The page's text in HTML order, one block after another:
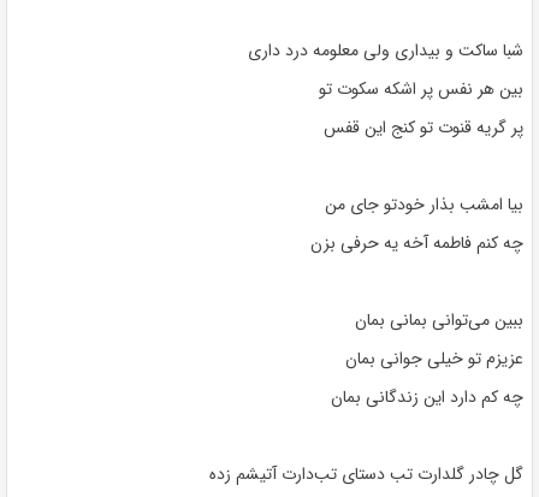
شبا ساکت و بیداری ولی معلومه درد داری
بین هر نفس پر اشکه سکوت تو
پر گریه قنوت تو کنج این قفس
بیا امشب بذار خودتو جای من
چه کنم فاطمه آخه یه حرفی بزن
ببین می‌توانی بمانی بمان
عزیزم تو خیلی جوانی بمان
چه کم دارد این زندگانی بمان
گل چادر گلدارت تب دستای تب‌دارت آتیشم زده